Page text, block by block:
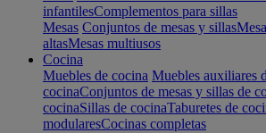
infantilesComplementos para sillas
Mesas Conjuntos de mesas y sillas
altasMesas multiusos
Cocina
Muebles de cocina Muebles auxiliares
cocinaConjuntos de mesas y sillas de
cocinaSillas de cocinaTaburetes de
modularesCocinas completas